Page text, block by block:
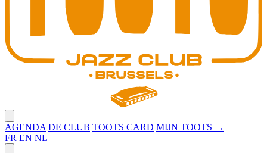
AGENDA DE CLUB TOOTS CARD MIJN TOOTS →
FR EN NL